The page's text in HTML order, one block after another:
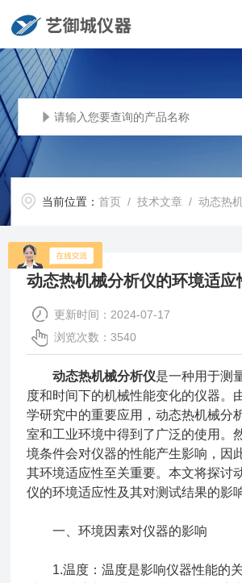
当前位置：首页 /技术文章 / 动态热机
动态热机械分析仪的环境适应
更新时间：2024-07-17
浏览次数：3540
动态热机械分析仪是一种用于测
度和时间下的机械性能变化的仪器。
学研究中的重要应用，动态热机械分
室和工业环境中得到了广泛的使用。
境条件会对仪器的性能产生影响，因
其环境适应性至关重要。本文将探讨
仪的环境适应性及其对测试结果的影
一、环境因素对仪器的影响
1.温度：温度是影响仪器性能的